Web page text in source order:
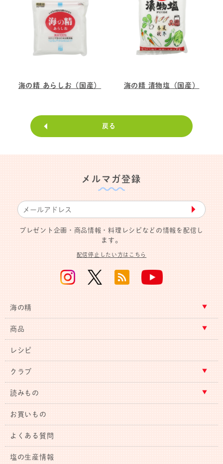
海の精 あらしお（国産） 海の精 漬物塩（国産）
戻る
メルマガ登録
▶︎
プレゼント企画・商品情報・料理レシピなどの情報を配信し
ます。
配信停止したい方はこちら
海の精
商品
レシピ
クラブ
読みもの
お買いもの
よくある質問
塩の生産情報